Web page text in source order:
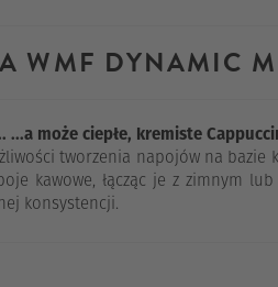
WMF DYNAMIC
...a może ciepłe, kremiste
tworzenia napojów na bazie
kawowe, łącząc je z zimnym
konsystencji.